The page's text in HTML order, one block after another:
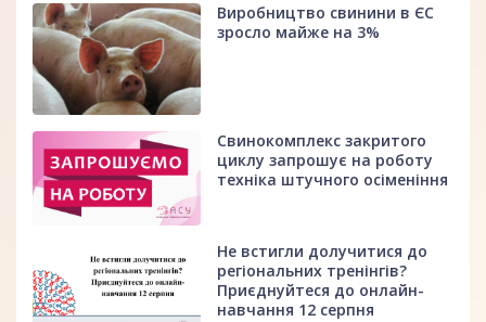
Виробництво свинини в ЄС
зросло майже на 3%
Свинокомплекс закритого
циклу запрошує на роботу
техніка штучного осіменіння
Не встигли долучитися до
регіональних тренінгів?
Приєднуйтеся до онлайн-
навчання 12 серпня